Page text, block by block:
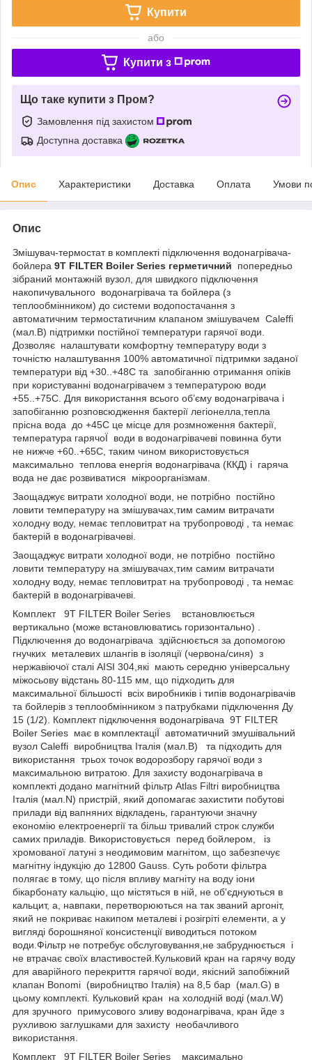
Купити
або
Купити з
Що таке купити з Пром?
Замовлення під захистом
Доступна доставка
Опис Характеристики Доставка Оплата Умови
Опис
Змішувач-термостат в комплекті підключення водонагрівача-
бойлера 9T FILTER Boiler Series герметичний попередньо
зібраний монтажній вузол, для швидкого підключення
накопичувального водонагрівача та бойлера (з
теплообмінником) до системи водопостачання з
автоматичним термостатичним клапаном змішувачем Caleffi
(мал.В) підтримки постійної температури гарячої води.
Дозволяє налаштувати комфортну температуру води з
точністю налаштування 100% автоматичної підтримки заданої
температури від +30..+48С та запобіганню отримання опіків
при користуванні водонагрівачем з температурою води
+55..+75С. Для використання всього об’єму водонагрівача і
запобіганню розповсюдження бактерії легіонелла,тепла
прісна вода до +45С це місце для розмноження бактерії,
температура гарячоЇ води в водонагрівачеві повинна бути
не нижче +60..+65С, таким чином використовується
максимально теплова енергія водонагрівача (ККД) і гаряча
вода не дає розвиватися мікроорганізмам.
Заощаджує витрати холодної води, не потрібно постійно
ловити температуру на змішувачах,тим самим витрачати
холодну воду, немає тепловитрат на трубопроводі , та немає
бактерій в водонагрівачеві.
Заощаджує витрати холодної води, не потрібно постійно
ловити температуру на змішувачах,тим самим витрачати
холодну воду, немає тепловитрат на трубопроводі , та немає
бактерій в водонагрівачеві.
Комплект 9T FILTER Boiler Series встановлюється
вертикально (може встановлюватись горизонтально) .
Підключення до водонагрівача здійснюється за допомогою
гнучких металевих шлангів в ізоляції (червона/синя) з
нержавіючої сталі AISI 304,які мають середню універсальну
міжосьову відстань 80-115 мм, що підходить для
максимальної більшості всіх виробників і типів водонагрівачів
та бойлерів з теплообмінником з патрубками підключення Ду
15 (1/2). Комплект підключення водонагрівача 9T FILTER
Boiler Series має в комплектаціЇ автоматичний змушівальний
вузол Caleffi виробництва Італія (мал.В) та підходить для
використання трьох точок водорозбору гарячої води з
максимальною витратою. Для захисту водонагрівача в
комплекті додано магнітний фільтр Atlas Filtri виробництва
Італія (мал.N) пристрій, який допомагає захистити побутові
прилади від вапняних відкладень, гарантуючи значну
економію електроенергії та більш тривалий строк служби
самих приладів. Використовується перед бойлером, із
хромованої латуні з неодимовим магнітом, що забезпечує
магнітну індукцію до 12800 Gauss. Суть роботи фільтра
полягає в тому, що після впливу магніту на воду іони
бікарбонату кальцію, що містяться в ній, не об'єднуються в
кальцит, а, навпаки, перетворюються на так званий аргоніт,
який не покриває накипом металеві і розігріті елементи, а у
вигляді борошняної консистенції виводиться потоком
води.Фільтр не потребує обслуговування,не забруднюється і
не втрачає своїх властивостей.Кульковий кран на гарячу воду
для аварійного перекриття гарячої води, якісний запобіжний
клапан Bonomi (виробництво Італія) на 8,5 бар (мал.G) в
цьому комплекті. Кульковий кран на холодній воді (мал.W)
для зручного примусового зливу водонагрівача, кран йде з
рухливою заглушками для захисту необачливого
використання.
Комплект 9T FILTER Boiler Series максимально